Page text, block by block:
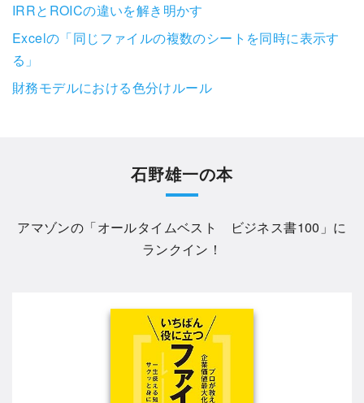
IRRとROICの違いを解き明かす
Excelの「同じファイルの複数のシートを同時に表示す
る」
財務モデルにおける色分けルール
石野雄一の本
アマゾンの「オールタイムベスト ビジネス書100 」に
ランクイン！